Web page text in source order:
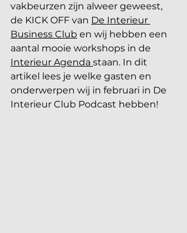
vakbeurzen zijn alweer geweest,
de KICK OFF van De Interieur
Business Club en wij hebben een
aantal mooie workshops in de
Interieur Agenda staan. In dit
artikel lees je welke gasten en
onderwerpen wij in februari in De
Interieur Club Podcast hebben!